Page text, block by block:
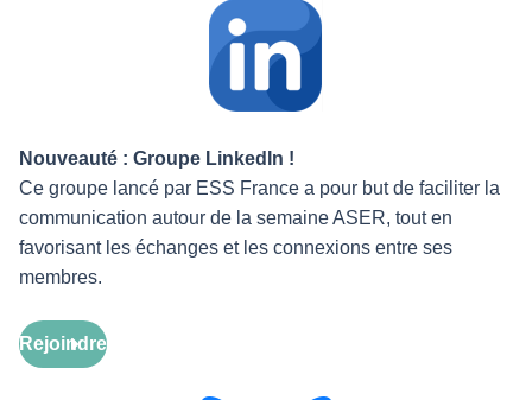
Nouveauté : Groupe LinkedIn !
Ce groupe lancé par ESS France a pour but de faciliter la
communication autour de la semaine ASER, tout en
favorisant les échanges et les connexions entre ses
membres.
Rejoindre